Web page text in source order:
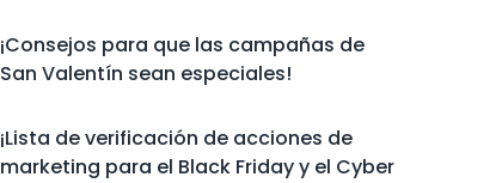
¡Consejos para que las campañas de
San Valentín sean especiales!
¡Lista de verificación de acciones de
marketing para el Black Friday y el Cyber